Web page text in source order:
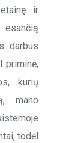
ir
darbus
priminė,
kurių
mano
todėl